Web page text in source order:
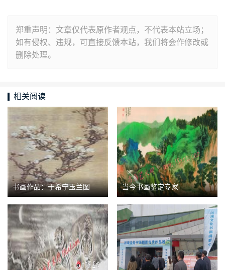
郑重声明：文章仅代表原作者观点，不代表本站立场；
如有侵权、违规，可直接反馈本站，我们将会作修改或
删除处理。
相关阅读
书画作品：于希宁玉兰图 当今书画鉴定专家